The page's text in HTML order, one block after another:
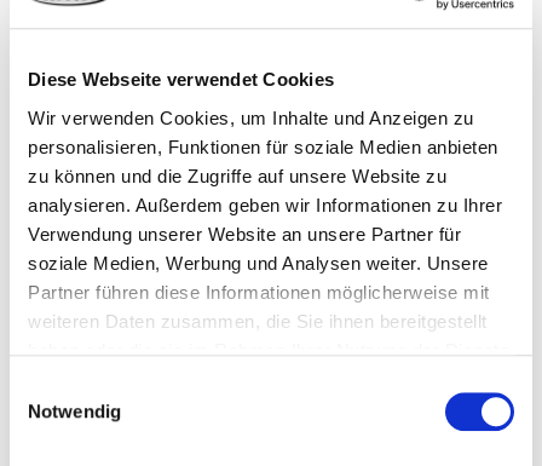
Diese Webseite verwendet Cookies
Wir verwenden Cookies, um Inhalte und Anzeigen zu
personalisieren, Funktionen für soziale Medien anbieten
zu können und die Zugriffe auf unsere Website zu
analysieren. Außerdem geben wir Informationen zu Ihrer
Verwendung unserer Website an unsere Partner für
soziale Medien, Werbung und Analysen weiter. Unsere
Partner führen diese Informationen möglicherweise mit
weiteren Daten zusammen, die Sie ihnen bereitgestellt
Notwendig
200 4064827538579